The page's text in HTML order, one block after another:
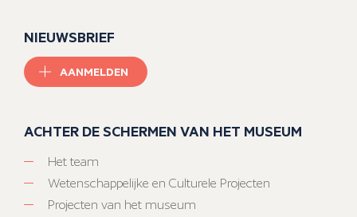
NIEUWSBRIEF
AANMELDEN
ACHTER DE SCHERMEN VAN HET MUSEUM
Het team
Wetenschappelijke en Culturele Projecten
Projecten van het museum